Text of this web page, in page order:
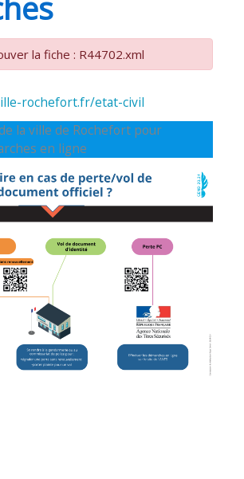
la fiche : R44702.xml
rochefort.fr/etat-civil
la ville de Rochefort pour
en ligne